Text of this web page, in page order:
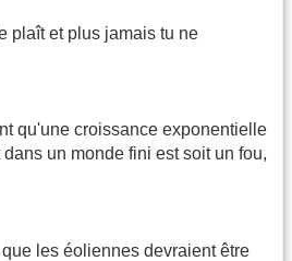
plaît et plus jamais tu ne
qu'une croissance exponentielle
un monde fini est soit un fou,
les éoliennes devraient être